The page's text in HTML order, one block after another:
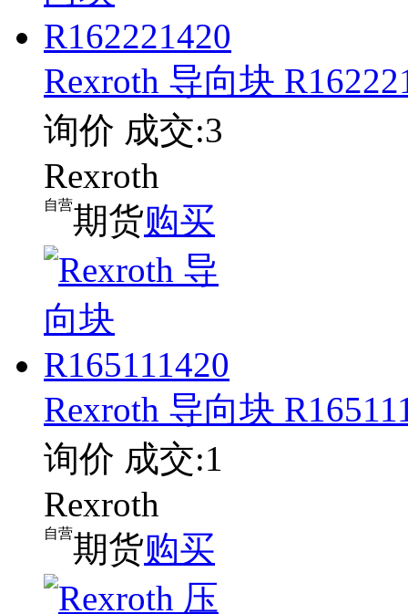
Rexroth 导向块
询价 成交:3
Rexroth
自营期货购买
Rexroth 导向块
询价 成交:1
Rexroth
自营期货购买